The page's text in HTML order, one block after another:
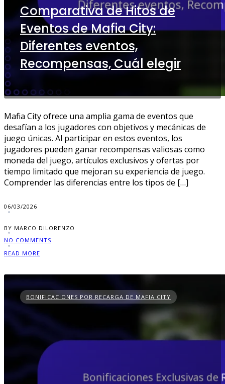
Comparativa de Hitos de
Eventos de Mafia City:
Diferentes eventos,
Recompensas, Cuál elegir
Mafia City ofrece una amplia gama de eventos que
desafían a los jugadores con objetivos y mecánicas de
juego únicas. Al participar en estos eventos, los
jugadores pueden ganar recompensas valiosas como
moneda del juego, artículos exclusivos y ofertas por
tiempo limitado que mejoran su experiencia de juego.
Comprender las diferencias entre los tipos de […]
06/03/2026
BY MARCO DILORENZO
NO COMMENTS
READ MORE
BONIFICACIONES POR RECARGA DE MAFIA CITY